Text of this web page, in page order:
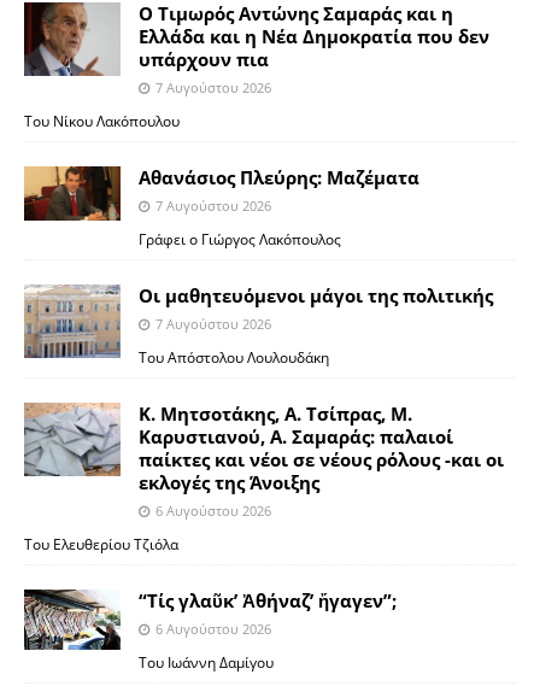
Ο Τιμωρός Αντώνης Σαμαράς και η
Ελλάδα και η Νέα Δημοκρατία που δεν
υπάρχουν πια
7 Αυγούστου 2026
Του Νίκου Λακόπουλου
Αθανάσιος Πλεύρης: Μαζέματα
7 Αυγούστου 2026
Γράφει ο Γιώργος Λακόπουλος
Οι μαθητευόμενοι μάγοι της πολιτικής
7 Αυγούστου 2026
Του Απόστολου Λουλουδάκη
Κ. Μητσοτάκης, Α. Τσίπρας, Μ.
Καρυστιανού, Α. Σαμαράς: παλαιοί
παίκτες και νέοι σε νέους ρόλους -και οι
εκλογές της Άνοιξης
6 Αυγούστου 2026
Του Ελευθερίου Τζιόλα
“Τίς γλαῦκ’ Ἀθήναζ’ ἤγαγεν”;
6 Αυγούστου 2026
Του Ιωάννη Δαμίγου